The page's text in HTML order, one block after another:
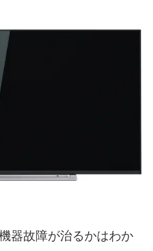
器故障が治るかはわか